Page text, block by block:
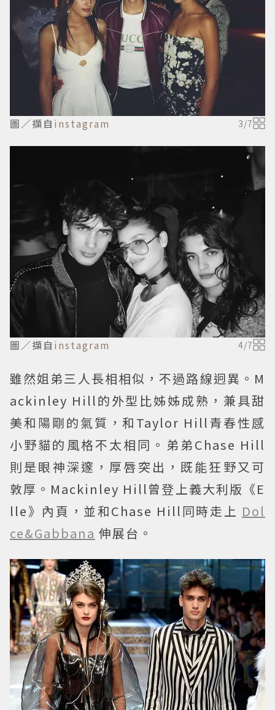
圖／擷自 instagram 3/7
圖／擷自 instagram 4/7
雖然姐弟三人長相相似，不過路線迥異。M
ackinley Hill的外型比姊姊成熟，兼具甜
美和陽剛的氣質，和Taylor Hill青春性感
小野貓的風格不太相同。弟弟Chase Hill
則是眼神深邃，厚唇突出，既能狂野又可
敦厚。Mackinley Hill曾登上義大利版《E
lle》內頁，並和Chase Hill同時走上 Dol
ce&Gabbana 伸展台。